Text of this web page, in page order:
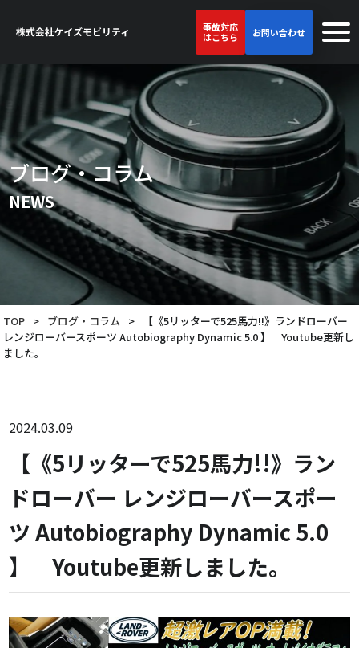
事故対応
はこちら
お問い合わせ
ブログ・コラム
NEWS
TOP > ブログ・コラム >
【《5リッターで525馬力!!》ランドローバー
レンジローバースポーツ Autobiography Dynamic 5.0 】 Youtube更新し
ました。
2024.03.09
【《5リッターで525馬力!!》ラン
ドローバー レンジローバースポー
ツ Autobiography Dynamic 5.0
】 Youtube更新しました。